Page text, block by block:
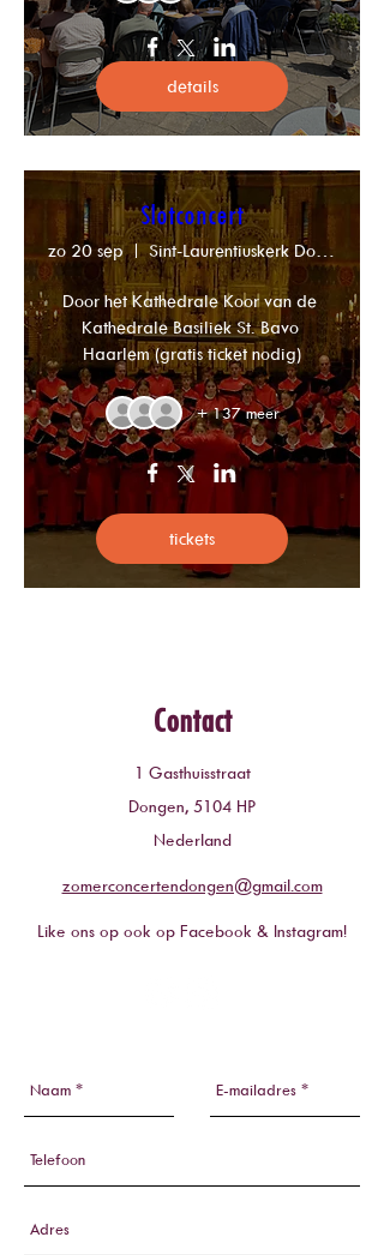
details
Slotconcert
zo 20 sep Sint-Laurentiuskerk Dongen
Door het Kathedrale Koor van de
Kathedrale Basiliek St. Bavo
Haarlem (gratis ticket nodig)
+ 137 meer
tickets
Contact
1 Gasthuisstraat
Dongen, 5104 HP
Nederland
zomerconcertendongen@gmail.com
Like ons op ook op Facebook & Instagram!